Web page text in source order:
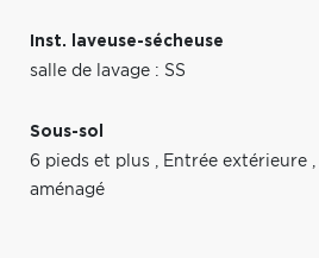
Inst. laveuse-sécheuse
salle de lavage : SS
Sous-sol
6 pieds et plus , Entrée extérieure ,
aménagé